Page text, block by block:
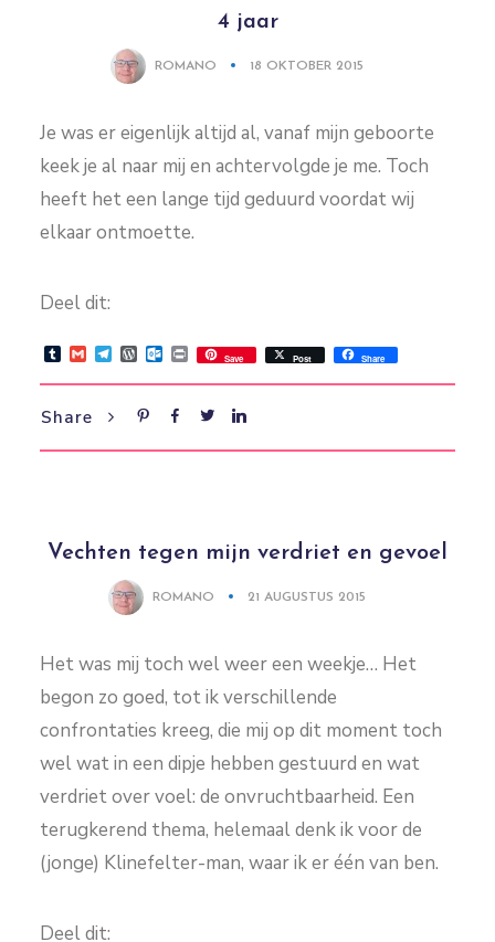
4 jaar
ROMANO 18 OKTOBER 2015
Je was er eigenlijk altijd al, vanaf mijn geboorte
keek je al naar mij en achtervolgde je me. Toch
heeft het een lange tijd geduurd voordat wij
elkaar ontmoette.
Deel dit:
Tumblr
GmailTelegram
WordPress
Outlook.com
PrintSave Post Share
Share
Vechten tegen mijn verdriet en gevoel
ROMANO 21 AUGUSTUS 2015
Het was mij toch wel weer een weekje… Het
begon zo goed, tot ik verschillende
confrontaties kreeg, die mij op dit moment toch
wel wat in een dipje hebben gestuurd en wat
verdriet over voel: de onvruchtbaarheid. Een
terugkerend thema, helemaal denk ik voor de
(jonge) Klinefelter-man, waar ik er één van ben.
Deel dit: